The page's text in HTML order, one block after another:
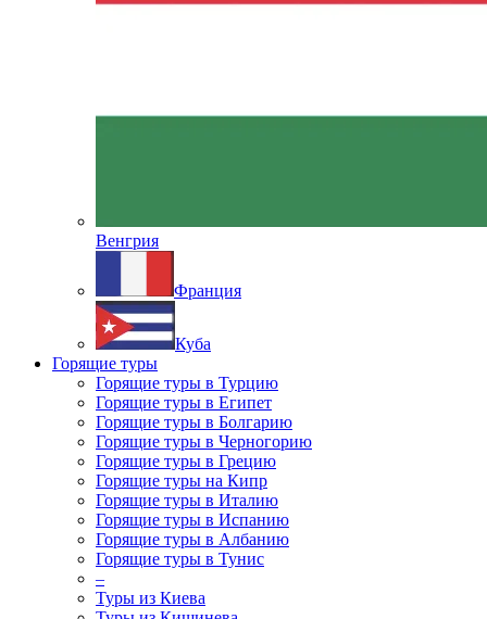
Венгрия
Франция
Куба
Горящие туры
Горящие туры в Турцию
Горящие туры в Египет
Горящие туры в Болгарию
Горящие туры в Черногорию
Горящие туры в Грецию
Горящие туры на Кипр
Горящие туры в Италию
Горящие туры в Испанию
Горящие туры в Албанию
Горящие туры в Тунис
–
Туры из Киева